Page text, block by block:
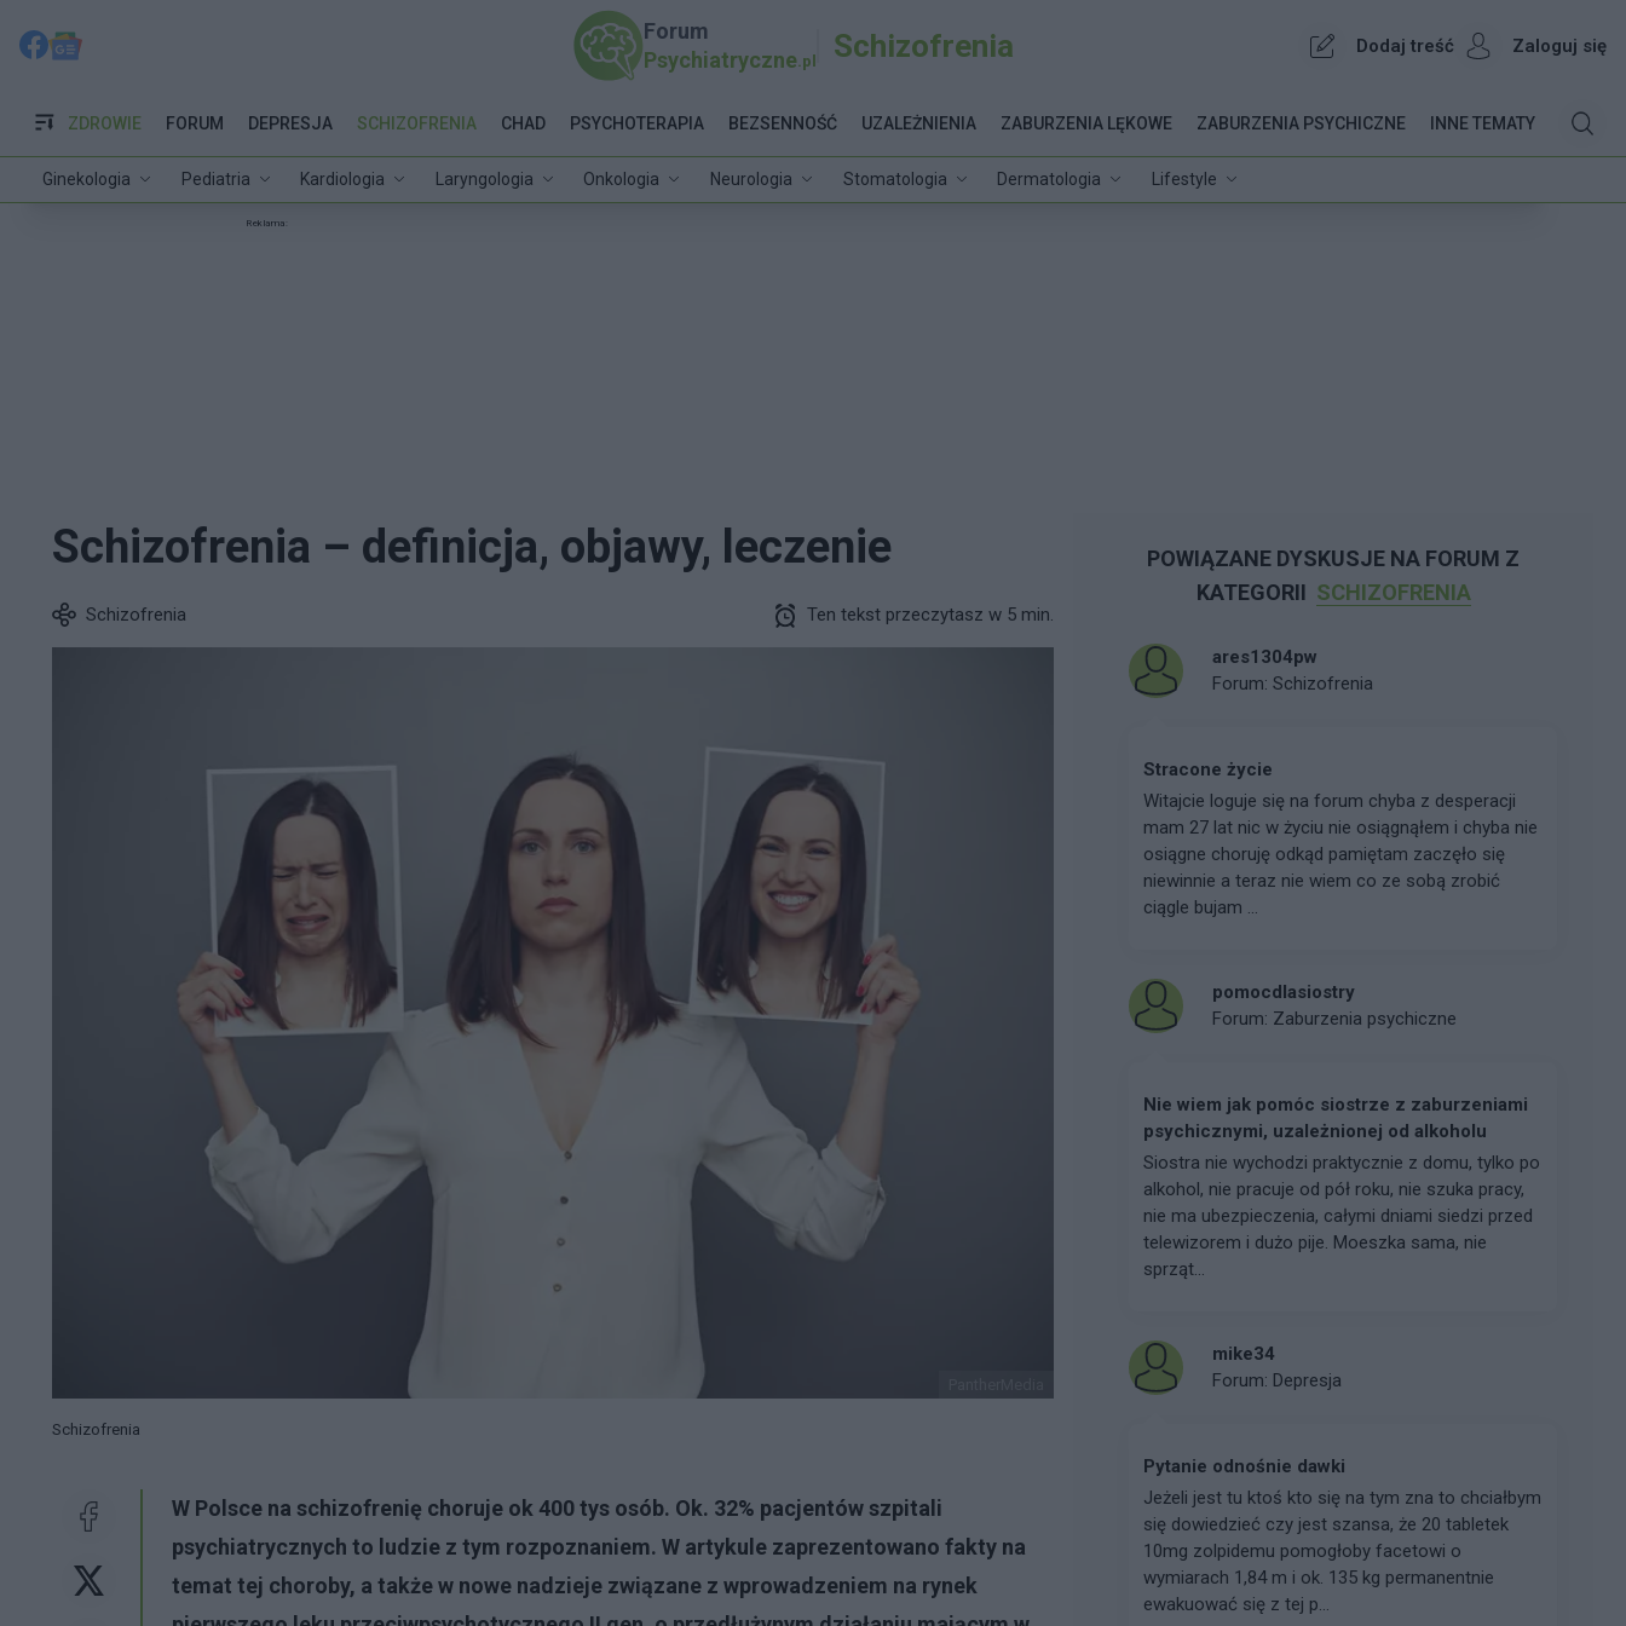
Forum
Psychiatryczne .pl Schizofrenia Dodaj treść Zaloguj się
ZDROWIE
Ginekologia Pediatria Kardiologia Laryngologia Onkologia Neurologia Stomatologia Dermatologia Lifestyle
FORUM DEPRESJA SCHIZOFRENIA CHAD PSYCHOTERAPIA BEZSENNOŚĆ UZALEŻNIENIA ZABURZENIA LĘKOWE ZABURZENIA PSYCHICZNE INNE TEMATY
Reklama:
Schizofrenia – definicja, objawy, leczenie
Schizofrenia Ten tekst przeczytasz w 5 min.
Schizofrenia
W Polsce na schizofrenię choruje ok 400 tys osób. Ok. 32% pacjentów szpitali
psychiatrycznych to ludzie z tym rozpoznaniem. W artykule zaprezentowano fakty na
temat tej choroby, a także w nowe nadzieje związane z wprowadzeniem na rynek
POWIĄZANE DYSKUSJE NA FORUM Z
KATEGORII SCHIZOFRENIA
ares1304pw
Forum: Schizofrenia
Stracone życie
Witajcie loguje się na forum chyba z desperacji
mam 27 lat nic w życiu nie osiągnąłem i chyba nie
osiągne choruję odkąd pamiętam zaczęło się
niewinnie a teraz nie wiem co ze sobą zrobić
ciągle bujam ...
pomocdlasiostry
Forum: Zaburzenia psychiczne
Nie wiem jak pomóc siostrze z zaburzeniami
psychicznymi, uzależnionej od alkoholu
Siostra nie wychodzi praktycznie z domu, tylko po
alkohol, nie pracuje od pół roku, nie szuka pracy,
nie ma ubezpieczenia, całymi dniami siedzi przed
telewizorem i dużo pije. Moeszka sama, nie
sprząt...
mike34
Forum: Depresja
Pytanie odnośnie dawki
Jeżeli jest tu ktoś kto się na tym zna to chciałbym
się dowiedzieć czy jest szansa, że 20 tabletek
10mg zolpidemu pomogłoby facetowi o
wymiarach 1,84 m i ok. 135 kg permanentnie
ewakuować się z tej p...